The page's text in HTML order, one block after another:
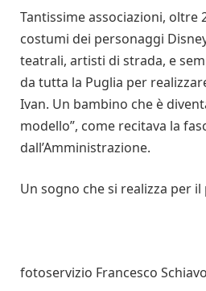
Tantissime associazioni, oltre
costumi dei personaggi
teatrali, artisti di strada, e
da tutta la Puglia per
Ivan. Un bambino che è
modello”, come recitava la
dall’Amministrazione.
Un sogno che si realizza per
fotoservizio Francesco